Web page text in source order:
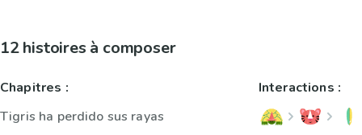
12 histoires à composer
Chapitres :
Tigris ha perdido sus rayas
Interactions :